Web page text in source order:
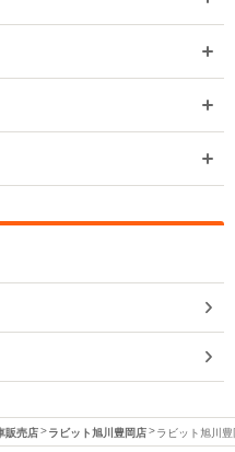
販売店 ラビット旭川豊岡店 ラビット旭川